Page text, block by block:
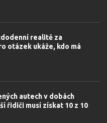
realitě za
otázek ukáže, kdo má
autech v dobách
řidiči musí získat 10 z 10